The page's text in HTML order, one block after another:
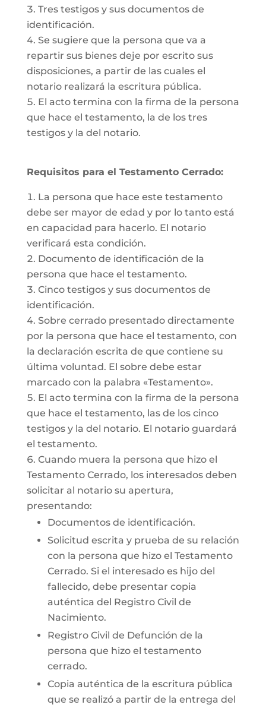
Tres testigos y sus documentos de
identificación.
Se sugiere que la persona que va a
repartir sus bienes deje por escrito sus
disposiciones, a partir de las cuales el
notario realizará la escritura pública.
El acto termina con la firma de la persona
que hace el testamento, la de los tres
testigos y la del notario.
Requisitos para el Testamento Cerrado:
La persona que hace este testamento
debe ser mayor de edad y por lo tanto está
en capacidad para hacerlo. El notario
verificará esta condición.
Documento de identificación de la
persona que hace el testamento.
Cinco testigos y sus documentos de
identificación.
Sobre cerrado presentado directamente
por la persona que hace el testamento, con
la declaración escrita de que contiene su
última voluntad. El sobre debe estar
marcado con la palabra «Testamento».
El acto termina con la firma de la persona
que hace el testamento, las de los cinco
testigos y la del notario. El notario guardará
el testamento.
Cuando muera la persona que hizo el
Testamento Cerrado, los interesados deben
solicitar al notario su apertura,
presentando:
Documentos de identificación.
Solicitud escrita y prueba de su relación
con la persona que hizo el Testamento
Cerrado. Si el interesado es hijo del
fallecido, debe presentar copia
auténtica del Registro Civil de
Nacimiento.
Registro Civil de Defunción de la
persona que hizo el testamento
cerrado.
Copia auténtica de la escritura pública
que se realizó a partir de la entrega del